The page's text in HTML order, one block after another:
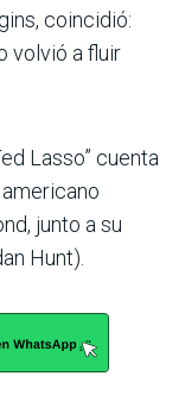
coincidió:
volvió a fluir
Lasso” cuenta
junto a su
Hunt).